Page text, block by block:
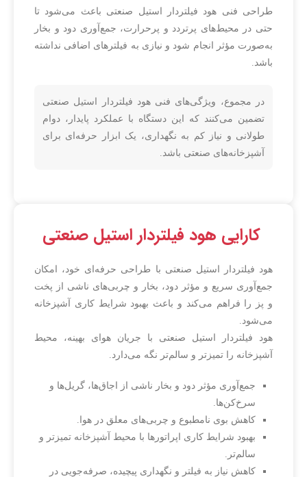
طراحی فنی هود فیلتردار استیل صنعتی باعث می‌شود تا
حتی در محیط‌های پرتردد و پرحرارت، جمع‌آوری دود و بخار
به‌صورت مؤثر انجام شود و نیازی به فیلترهای اضافی نداشته
باشد.
در مجموع، ویژگی‌های فنی هود فیلتردار استیل صنعتی
تضمین می‌کنند که این دستگاه با عملکرد پایدار، دوام
طولانی و نیاز کم به نگهداری، یک ابزار حرفه‌ای برای
آشپزخانه‌های صنعتی باشد.
کارایی هود فیلتردار استیل صنعتی
هود فیلتردار استیل صنعتی با طراحی حرفه‌ای خود، امکان
جمع‌آوری سریع و مؤثر دود، بخار و چربی‌های ناشی از پخت
و پز را فراهم می‌کند و باعث بهبود شرایط کاری آشپزخانه
می‌شود.
هود فیلتردار استیل صنعتی با جریان هوای بهینه، محیط
آشپزخانه را تمیزتر و سالم‌تر نگه می‌دارد.
جمع‌آوری مؤثر دود و بخار ناشی از اجاق‌ها، گریل‌ها و
سرخ‌کن‌ها.
کاهش بوی نامطبوع و چربی‌های معلق در هوا.
بهبود شرایط کاری اپراتورها با محیط آشپزخانه تمیزتر و
سالم‌تر.
کاهش نیاز به فیلتر و نگهداری پیچیده، صرفه‌جویی در